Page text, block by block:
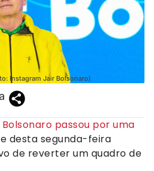
Instagram Jair Bolsonaro)
Bolsonaro passou por uma
desta segunda-feira
de reverter um quadro de